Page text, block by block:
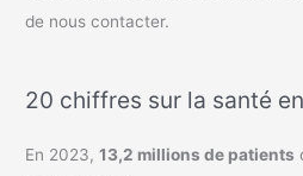
de nous contacter.
20 chiffres sur la santé
En 2023,13,2 millions de patients